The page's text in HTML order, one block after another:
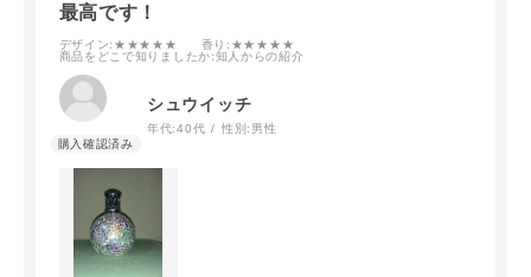
最高です！
デザイン:★★★★★ 香り :★★★★★
商品をどこで知りましたか:知人からの紹介
シュウイッチ
年代:40代 性別: 男性